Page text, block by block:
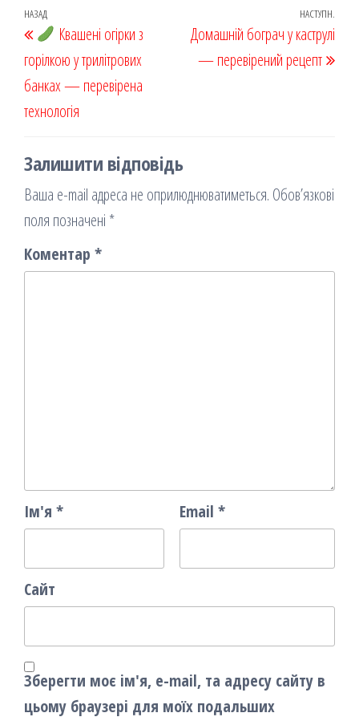
k on
Навігація
записів
Попередній
запис
НАЗАД
Квашені огірки з
горілкою у трилітрових
банках — перевірена
технологія
НАСТУПН.
Домашній бограч у каструлі
— перевірений рецепт
Залишити відповідь
Ваша e-mail адреса не оприлюднюватиметься. Обов’язкові
поля позначені *
Коментар *
Ім'я * Email *
Сайт
Зберегти моє ім'я, e-mail, та адресу сайту в
цьому браузері для моїх подальших